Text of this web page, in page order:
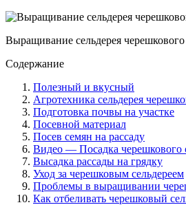
Выращивание сельдерея черешкового
Содержание
Полезный и вкусный
Агротехника сельдерея
Подготовка почвы на участке
Посевной материал
Посев семян на рассаду
Видео — Посадка черешкового
Высадка рассады на грядку
Уход за черешковым сельдереем
Проблемы в выращивании
Как отбеливать черешковый